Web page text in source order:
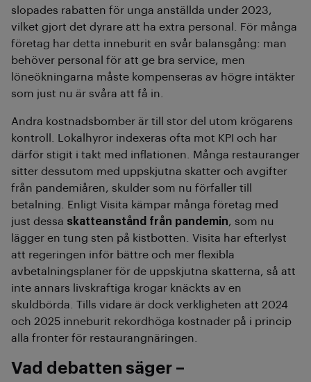
slopades rabatten för unga anställda under 2023,
vilket gjort det dyrare att ha extra personal. För många
företag har detta inneburit en svår balansgång: man
behöver personal för att ge bra service, men
löneökningarna måste kompenseras av högre intäkter
som just nu är svåra att få in.
Andra kostnadsbomber är till stor del utom krögarens
kontroll. Lokalhyror indexeras ofta mot KPI och har
därför stigit i takt med inflationen. Många restauranger
sitter dessutom med uppskjutna skatter och avgifter
från pandemiåren, skulder som nu förfaller till
betalning. Enligt Visita kämpar många företag med
just dessa skatteanstånd från pandemin, som nu
lägger en tung sten på kistbotten. Visita har efterlyst
att regeringen inför bättre och mer flexibla
avbetalningsplaner för de uppskjutna skatterna, så att
inte annars livskraftiga krogar knäckts av en
skuldbörda. Tills vidare är dock verkligheten att 2024
och 2025 inneburit rekordhöga kostnader på i princip
alla fronter för restaurangnäringen.
Vad debatten säger –